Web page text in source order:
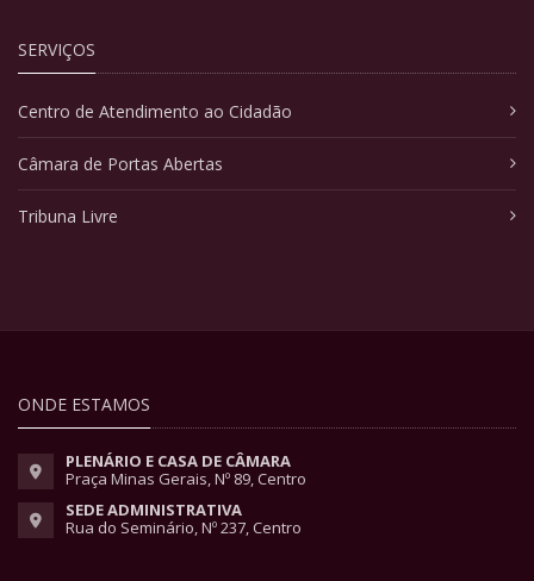
SERVIÇOS
Centro de Atendimento ao Cidadão
Câmara de Portas Abertas
Tribuna Livre
ONDE ESTAMOS
PLENÁRIO E CASA DE CÂMARA
Praça Minas Gerais, Nº 89, Centro
SEDE ADMINISTRATIVA
Rua do Seminário, Nº 237, Centro